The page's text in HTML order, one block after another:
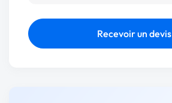
Recevoir un devis